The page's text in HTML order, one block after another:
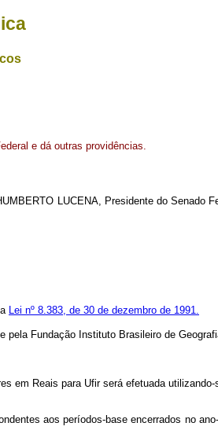
e dá outras providências.
LUCENA, Presidente do Senado
Lei nº 8.383, de 30 de dezembro de 1991.
Fundação Instituto Brasileiro de
em Reais para Ufir será efetuada
aos períodos-base encerrados no